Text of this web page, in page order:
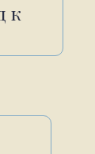
к